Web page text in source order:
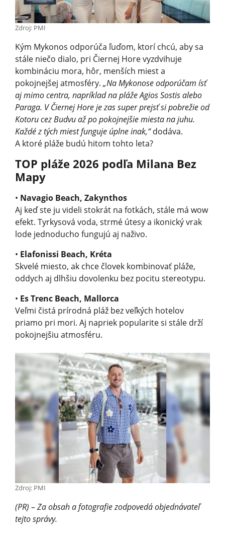
Zdroj: PMI
Kým Mykonos odporúča ľuďom, ktorí chcú, aby sa
stále niečo dialo, pri Čiernej Hore vyzdvihuje
kombináciu mora, hôr, menších miest a
pokojnejšej atmosféry. „Na Mykonose odporúčam ísť
aj mimo centra, napríklad na pláže Agios Sostis alebo
Paraga. V Čiernej Hore je zas super prejsť si pobrežie od
Kotoru cez Budvu až po pokojnejšie miesta na juhu.
Každé z tých miest funguje úplne inak,“dodáva.
A ktoré pláže budú hitom tohto leta?
TOP pláže 2026 podľa Milana Bez
Mapy
• Navagio Beach, Zakynthos
Aj keď ste ju videli stokrát na fotkách, stále má wow
efekt. Tyrkysová voda, strmé útesy a ikonický vrak
lode jednoducho fungujú aj naživo.
• Elafonissi Beach, Kréta
Skvelé miesto, ak chce človek kombinovať pláže,
oddych aj dlhšiu dovolenku bez pocitu stereotypu.
• Es Trenc Beach, Mallorca
Veľmi čistá prírodná pláž bez veľkých hotelov
priamo pri mori. Aj napriek popularite si stále drží
pokojnejšiu atmosféru.
Zdroj: PMI
(PR) – Za obsah a fotografie zodpovedá objednávateľ
tejto správy.